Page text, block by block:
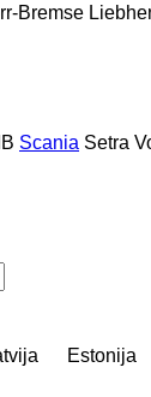
Bremse
Scania Setra
Estonija